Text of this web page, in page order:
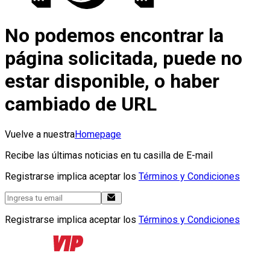
No podemos encontrar la
página solicitada, puede no
estar disponible, o haber
cambiado de URL
Vuelve a nuestraHomepage
Recibe las últimas noticias en tu casilla de E-mail
Registrarse implica aceptar los Términos y Condiciones
Registrarse implica aceptar los Términos y Condiciones